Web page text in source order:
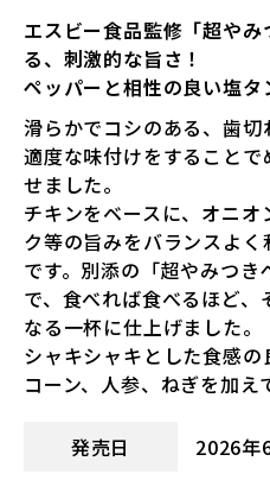
エスビー食品監修「超や
る、刺激的な旨さ！
ペッパーと相性の良い塩タ
滑らかでコシのある、歯切
適度な味付けをすること
せました。
チキンをベースに、オニ
ク等の旨みをバランスよ
です。別添の「超やみつ
で、食べれば食べるほど
なる一杯に仕上げました。
シャキシャキとした食感
コーン、人参、ねぎを加え
発売日 2026年